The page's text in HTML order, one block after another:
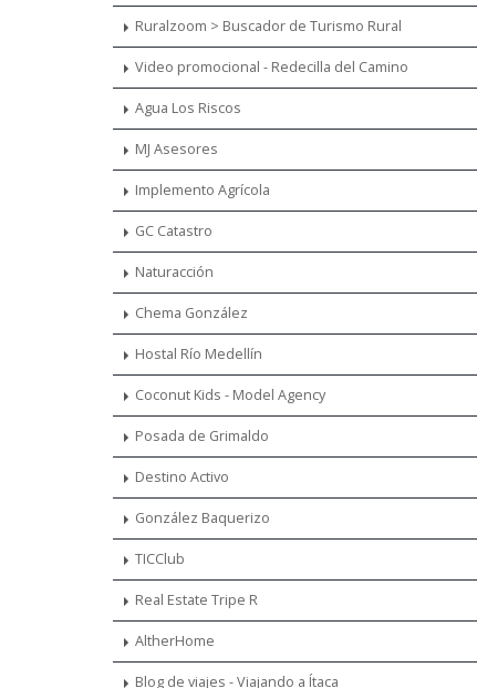
Ruralzoom > Buscador de Turismo Rural
Video promocional - Redecilla del Camino
Agua Los Riscos
MJ Asesores
Implemento Agrícola
GC Catastro
Naturacción
Chema González
Hostal Río Medellín
Coconut Kids - Model Agency
Posada de Grimaldo
Destino Activo
González Baquerizo
TICClub
Real Estate Tripe R
AltherHome
Blog de viajes - Viajando a Ítaca